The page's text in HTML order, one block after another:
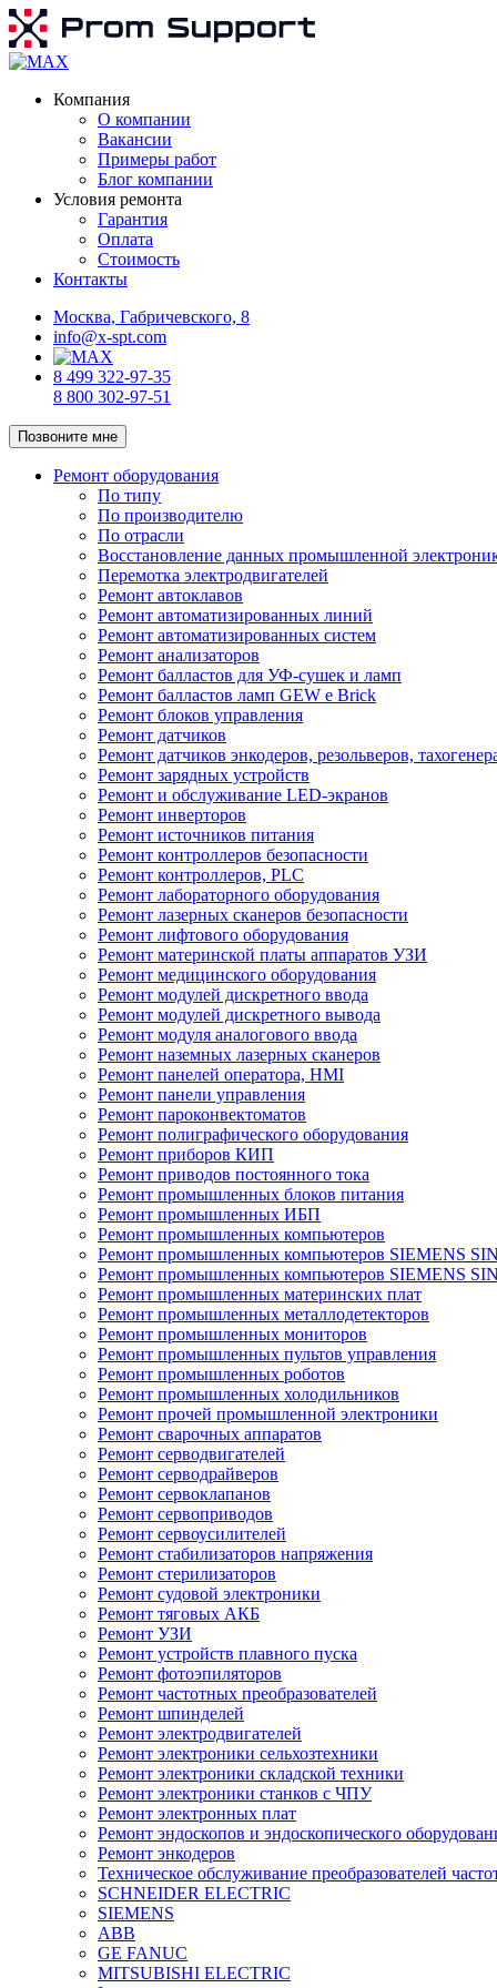
Компания
О компании
Вакансии
Примеры работ
Блог компании
Условия ремонта
Гарантия
Оплата
Стоимость
Контакты
Москва, Габричевского, 8
info@x-spt.com
8 499 322-97-35
8 800 302-97-51
Позвоните мне
Ремонт оборудования
По типу
По производителю
По отрасли
Восстановление данных промышленной
Перемотка электродвигателей
Ремонт автоклавов
Ремонт автоматизированных линий
Ремонт автоматизированных систем
Ремонт анализаторов
Ремонт балластов для УФ-сушек и ламп
Ремонт балластов ламп GEW e Brick
Ремонт блоков управления
Ремонт датчиков
Ремонт датчиков энкодеров, резольверов,
Ремонт зарядных устройств
Ремонт и обслуживание LED-экранов
Ремонт инверторов
Ремонт источников питания
Ремонт контроллеров безопасности
Ремонт контроллеров, PLC
Ремонт лабораторного оборудования
Ремонт лазерных сканеров безопасности
Ремонт лифтового оборудования
Ремонт материнской платы аппаратов УЗИ
Ремонт медицинского оборудования
Ремонт модулей дискретного ввода
Ремонт модулей дискретного вывода
Ремонт модуля аналогового ввода
Ремонт наземных лазерных сканеров
Ремонт панелей оператора, HMI
Ремонт панели управления
Ремонт пароконвектоматов
Ремонт полиграфического оборудования
Ремонт приборов КИП
Ремонт приводов постоянного тока
Ремонт промышленных блоков питания
Ремонт промышленных ИБП
Ремонт промышленных компьютеров
Ремонт промышленных компьютеров SIEMENS
Ремонт промышленных компьютеров SIEMENS
Ремонт промышленных материнских плат
Ремонт промышленных металлодетекторов
Ремонт промышленных мониторов
Ремонт промышленных пультов управления
Ремонт промышленных роботов
Ремонт промышленных холодильников
Ремонт прочей промышленной электроники
Ремонт сварочных аппаратов
Ремонт серводвигателей
Ремонт серводрайверов
Ремонт сервоклапанов
Ремонт сервоприводов
Ремонт сервоусилителей
Ремонт стабилизаторов напряжения
Ремонт стерилизаторов
Ремонт судовой электроники
Ремонт тяговых АКБ
Ремонт УЗИ
Ремонт устройств плавного пуска
Ремонт фотоэпиляторов
Ремонт частотных преобразователей
Ремонт шпинделей
Ремонт электродвигателей
Ремонт электроники сельхозтехники
Ремонт электроники складской техники
Ремонт электроники станков с ЧПУ
Ремонт электронных плат
Ремонт эндоскопов и эндоскопического
Ремонт энкодеров
Техническое обслуживание преобразователей
SCHNEIDER ELECTRIC
SIEMENS
ABB
GE FANUC
MITSUBISHI ELECTRIC